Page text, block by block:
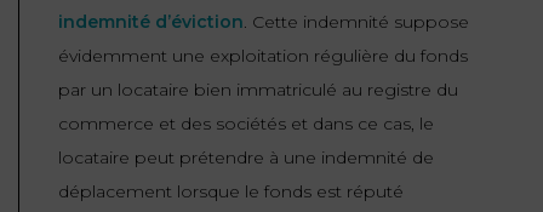
indemnité d’éviction. Cette indemnité suppose
évidemment une exploitation régulière du fonds
par un locataire bien immatriculé au registre du
commerce et des sociétés et dans ce cas, le
locataire peut prétendre à une indemnité de
déplacement lorsque le fonds est réputé